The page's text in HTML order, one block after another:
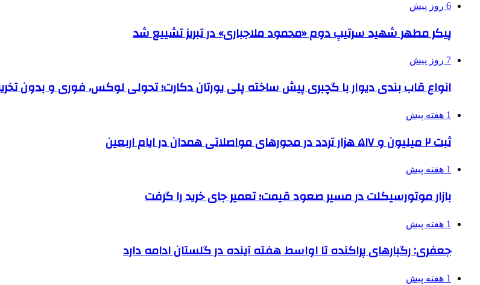
6 روز پیش
پیکر مطهر شهید سرتیپ دوم «محمود ملاجباری» در تبریز تشییع شد
7 روز پیش
انواع قاب بندی دیوار با گچبری پیش ساخته پلی یورتان دکارت؛ تحولی لوکس، فوری و بدون
1 هفته پیش
ثبت ۲ میلیون و ۵۱۷ هزار تردد در محورهای مواصلاتی همدان در ایام اربعین
1 هفته پیش
بازار موتورسیکلت در مسیر صعود قیمت؛ تعمیر جای خرید را گرفت
1 هفته پیش
جعفری: رگبارهای پراکنده تا اواسط هفته آینده در گلستان ادامه دارد
1 هفته پیش